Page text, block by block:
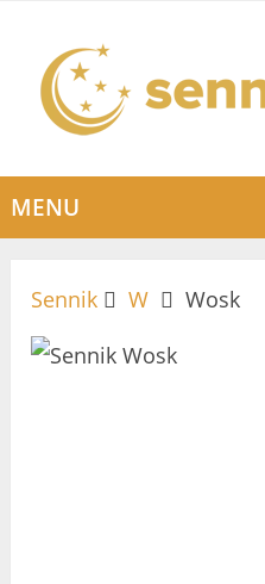
MENU
Sennik W Wosk